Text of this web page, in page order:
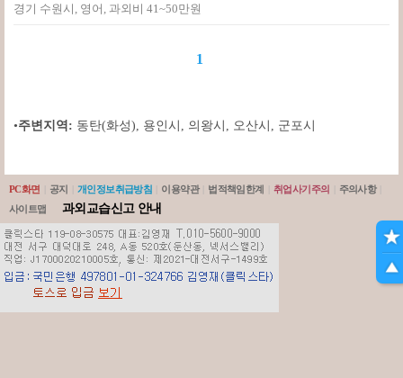
경기 수원시, 영어, 과외비 41~50만원
1
•주변지역: 동탄(화성), 용인시 , 의왕시 , 오산시 , 군포시
PC화면 공지 개인정보취급방침 이용약관 법적책임한계 취업사기주의 주의사항
사이트맵
과외교습신고 안내